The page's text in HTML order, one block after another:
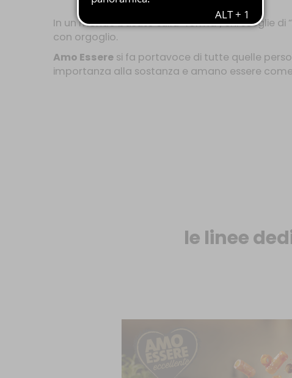
In un mondo basato sulla “forma”, chi sceglie di
con orgoglio.
Amo Essere si fa portavoce di tutte quelle
importanza alla sostanza e amano essere
le linee